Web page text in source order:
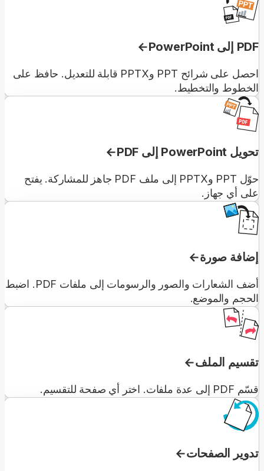
PDF إلى PowerPoint
احصل على شرائح PPT وPPTX قابلة للتعديل. حافظ على
الخطوط والتخطيط.
تحويل PowerPoint إلى PDF
حوّل PPT وPPTX إلى ملف PDF جاهز للمشاركة. يفتح
على أي جهاز.
إضافة صورة
أضف الشعارات والصور والرسومات إلى ملفات PDF. اضبط
الحجم والموضع.
تقسيم الملف
قسّم PDF إلى عدة ملفات. اختر أي صفحة للتقسيم.
تدوير الصفحات